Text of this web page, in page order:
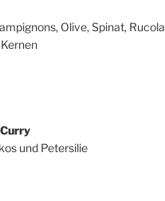
Olive, Spinat, Rucola
und Petersilie